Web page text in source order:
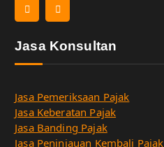
Jasa Konsultan
Jasa Pemeriksaan Pajak
Jasa Keberatan Pajak
Jasa Banding Pajak
Jasa Peninjauan Kembali Pajak